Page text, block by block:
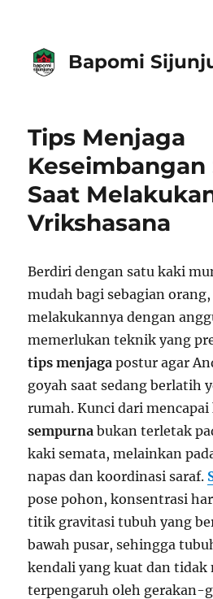
Bapomi
Tips Menjaga
Saat
Vrikshasana
Berdiri dengan satu kaki
mudah bagi sebagian
melakukannya dengan
memerlukan teknik yang
tips menjaga postur agar
goyah saat sedang berlatih
rumah. Kunci dari mencapai
sempurna bukan terletak
kaki semata, melainkan
napas dan koordinasi saraf.
pose pohon, konsentrasi
titik gravitasi tubuh yang
bawah pusar, sehingga
kendali yang kuat dan tidak
terpengaruh oleh gerakan-